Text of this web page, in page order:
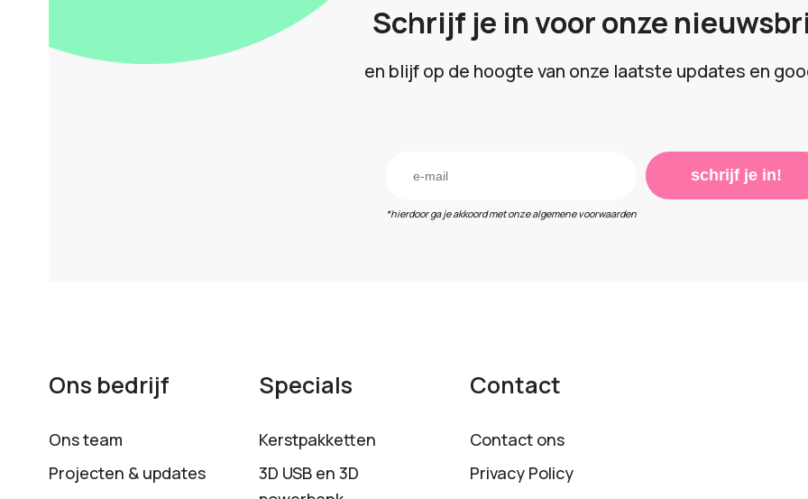
Schrijf je in voor onze
en blijf op de hoogte van onze laatste updates en
*hierdoor ga je akkoord met onze algemene voorwaarden
schrijf je in!
Ons bedrijf
Ons team
Projecten & updates
Specials
Kerstpakketten
3D USB en 3D
Contact
Contact ons
Privacy Policy